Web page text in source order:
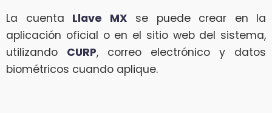
La cuenta Llave MX se puede crear en la
aplicación oficial o en el sitio web del sistema,
utilizando CURP, correo electrónico y datos
biométricos cuando aplique.